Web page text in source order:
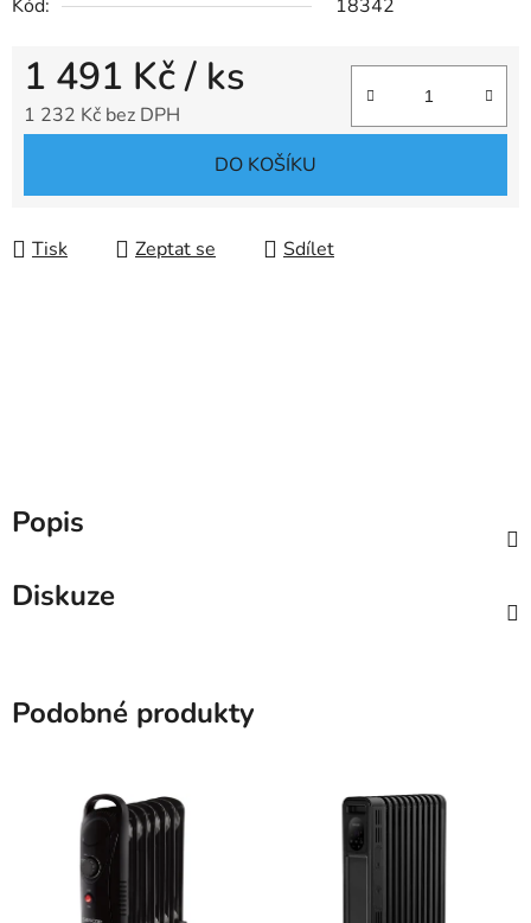
Kód:
18342
1 491 Kč/ ks
1 232 Kč bez DPH
DO KOŠÍKU
Tisk Zeptat se Sdílet
Popis
Diskuze
Podobné produkty